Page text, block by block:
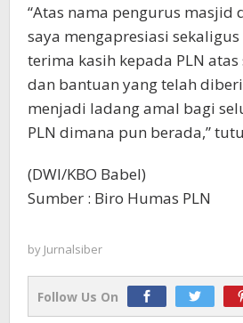
“Atas nama pengurus masjid
saya mengapresiasi
terima kasih kepada PLN
dan bantuan yang telah
menjadi ladang amal bagi
PLN dimana pun berada,”
(DWI/KBO Babel)
Sumber : Biro Humas PLN
by Jurnalsiber
Follow Us On